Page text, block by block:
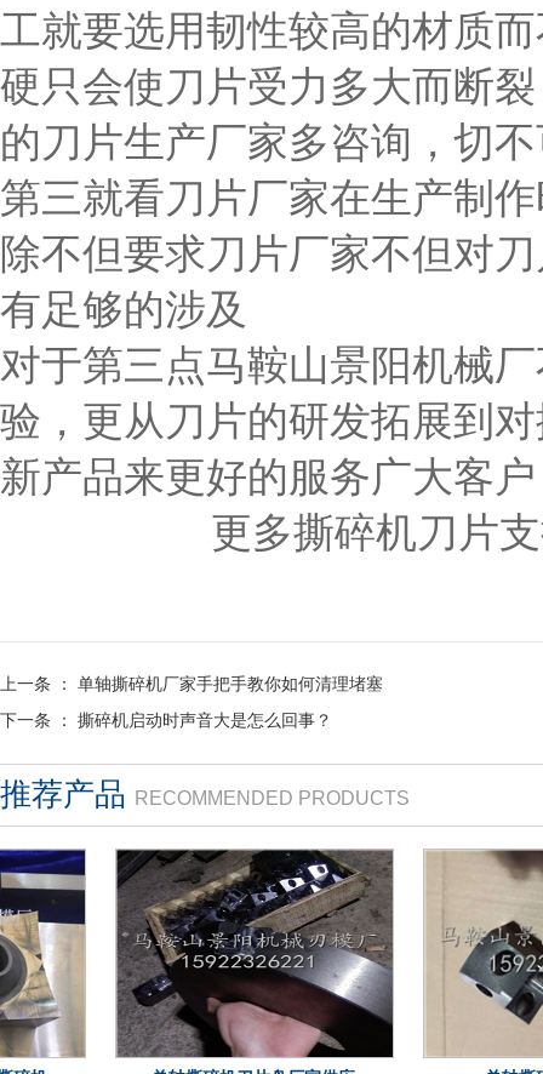
工就要选用韧性较高的材质
硬只会使刀片受力多大而断
的刀片生产厂家多咨询，切
第三就看刀片厂家在生产制
除不但要求刀片厂家不但对
有足够的涉及
对于第三点马鞍山景阳机械
验，更从刀片的研发拓展到
新产品来更好的服务广大客
更多撕碎机刀片
上一条 ： 单轴撕碎机厂家手把手教你如何清理堵塞
下一条 ： 撕碎机启动时声音大是怎么回事？
推荐产品 RECOMMENDED PRODUCTS